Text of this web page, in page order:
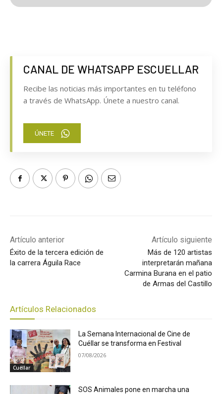
CANAL DE WHATSAPP ESCUELLAR
Recibe las noticias más importantes en tu teléfono
a través de WhatsApp. Únete a nuestro canal.
ÚNETE
Artículo anterior
Éxito de la tercera edición de
la carrera Águila Race
Artículo siguiente
Más de 120 artistas
interpretarán mañana
Carmina Burana en el patio
de Armas del Castillo
Artículos Relacionados
Cuéllar
La Semana Internacional de Cine de
Cuéllar se transforma en Festival
07/08/2026
SOS Animales pone en marcha una